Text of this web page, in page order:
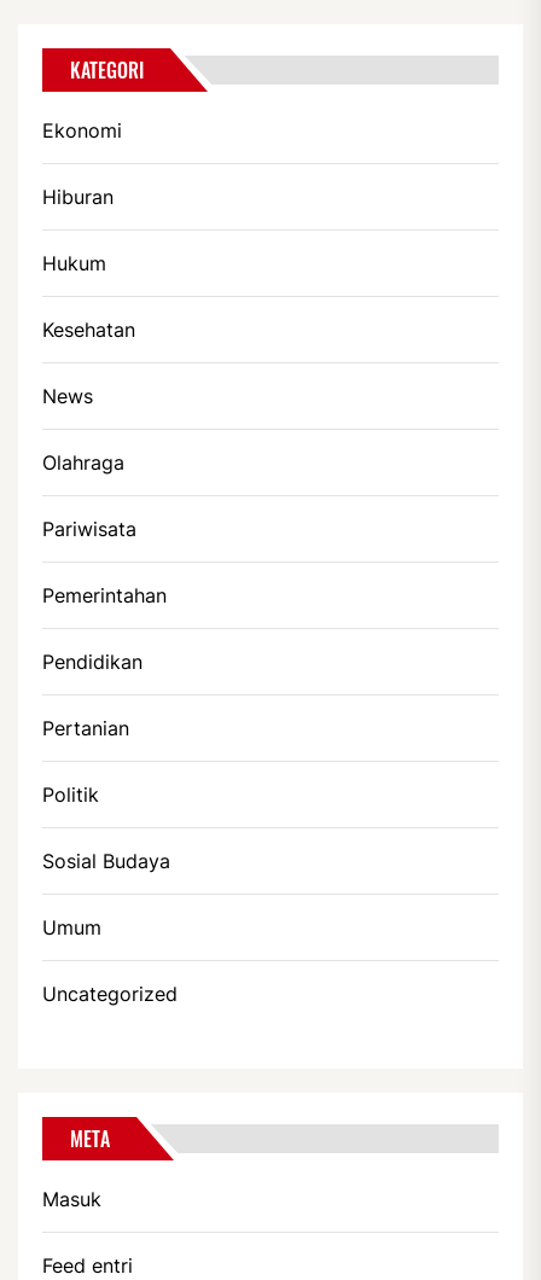
KATEGORI
Ekonomi
Hiburan
Hukum
Kesehatan
News
Olahraga
Pariwisata
Pemerintahan
Pendidikan
Pertanian
Politik
Sosial Budaya
Umum
Uncategorized
META
Masuk
Feed entri